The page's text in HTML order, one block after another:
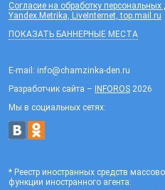
Согласие на обработку
Yandex.Metrika, LiveInternet, top.mail.ru
ПОКАЗАТЬ БАННЕРНЫЕ МЕСТА
E-mail: info@chamzinka-den.ru
Разработчик сайта –
INFOROS 2026
Мы в социальных сетях:
* Реестр иностранных средств
функции иностранного агента: